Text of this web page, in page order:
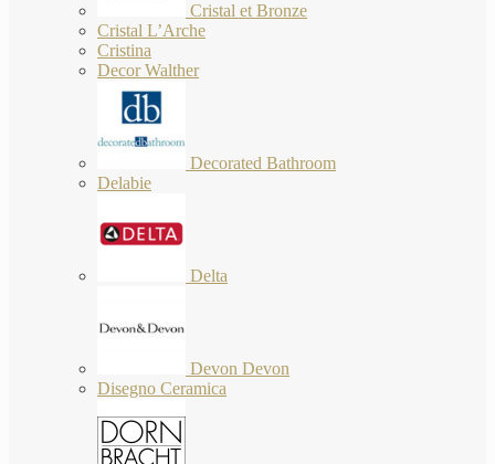
Cristal et Bronze
Cristal L’Arche
Cristina
Decor Walther
Decorated Bathroom
Delabie
Delta
Devon Devon
Disegno Ceramica